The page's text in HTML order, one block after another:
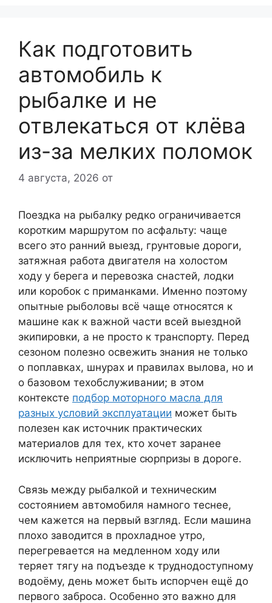
Как подготовить
автомобиль к
рыбалке и не
отвлекаться от клёва
из-за мелких поломок
4 августа, 2026 от
Поездка на рыбалку редко ограничивается
коротким маршрутом по асфальту: чаще
всего это ранний выезд, грунтовые дороги,
затяжная работа двигателя на холостом
ходу у берега и перевозка снастей, лодки
или коробок с приманками. Именно поэтому
опытные рыболовы всё чаще относятся к
машине как к важной части всей выездной
экипировки, а не просто к транспорту. Перед
сезоном полезно освежить знания не только
о поплавках, шнурах и правилах вылова, но и
о базовом техобслуживании; в этом
контексте подбор моторного масла для
разных условий эксплуатации может быть
полезен как источник практических
материалов для тех, кто хочет заранее
исключить неприятные сюрпризы в дороге.
Связь между рыбалкой и техническим
состоянием автомобиля намного теснее,
чем кажется на первый взгляд. Если машина
плохо заводится в прохладное утро,
перегревается на медленном ходу или
теряет тягу на подъезде к труднодоступному
водоёму, день может быть испорчен ещё до
первого заброса. Особенно это важно для